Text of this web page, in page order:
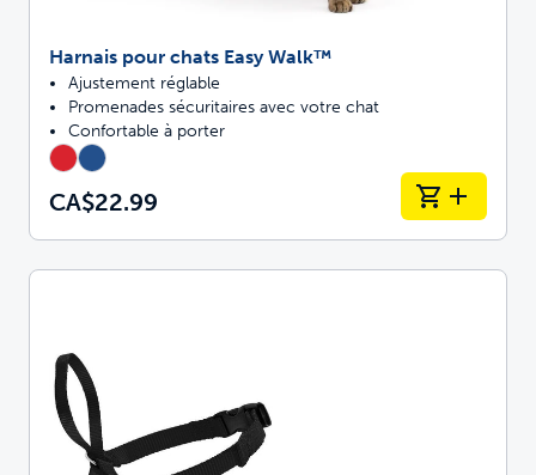
Harnais pour chats Easy Walk™
Ajustement réglable
Promenades sécuritaires avec votre chat
Confortable à porter
CA$22.99